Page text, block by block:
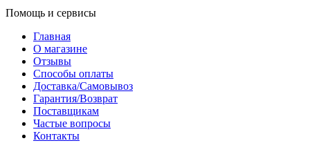
Помощь и сервисы
Главная
О магазине
Отзывы
Способы оплаты
Доставка/Самовывоз
Гарантия/Возврат
Поставщикам
Частые вопросы
Контакты